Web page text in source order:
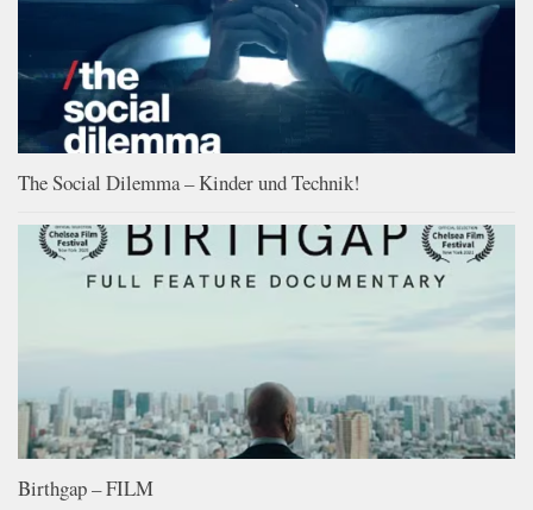
The Social Dilemma – Kinder und Technik!
Birthgap – FILM